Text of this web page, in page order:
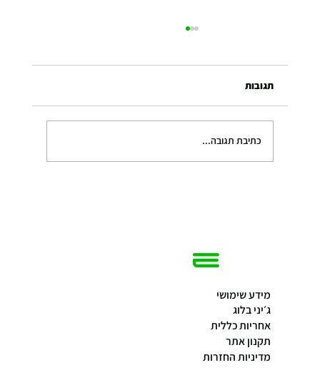
תגובות
כתיבת תגובה...
מידע שימושי
ג׳יני בלוג
אחריות כללית
תקנון אתר
מדיניות החזרות